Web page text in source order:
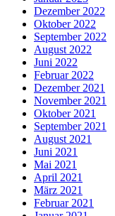
Dezember 2022
Oktober 2022
September 2022
August 2022
Juni 2022
Februar 2022
Dezember 2021
November 2021
Oktober 2021
September 2021
August 2021
Juni 2021
Mai 2021
April 2021
März 2021
Februar 2021